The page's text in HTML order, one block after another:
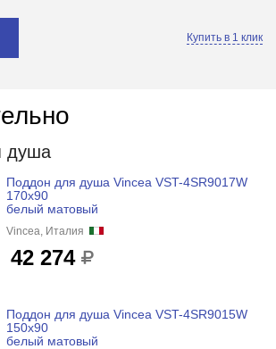
Купить в 1 клик
душа
Поддон для душа Vincea VST-4SR9017W
170x90
белый матовый
Vincea, Италия
42 274
Поддон для душа Vincea VST-4SR9015W
150x90
белый матовый